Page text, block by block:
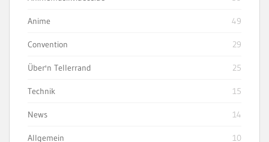
Anime 49
Convention 29
Über'n Tellerrand 25
Technik 15
News 14
Allgemein 10